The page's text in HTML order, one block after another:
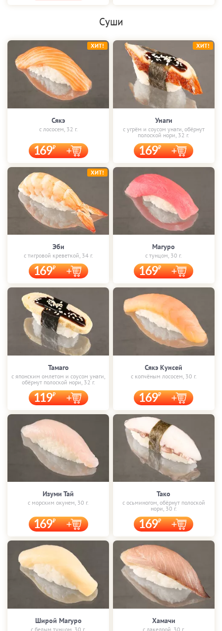
Суши
Сякэ
с лососем, 32 г.
169
ХИТ!
Унаги
с угрём и соусом унаги, обёрнут
полоской нори, 32 г.
169
ХИТ!
Эби
с тигровой креветкой, 34 г.
169
ХИТ!
Магуро
с тунцом, 30 г.
169
Тамаго
с японским омлетом и соусом унаги,
обёрнут полоской нори, 32 г.
119
Сякэ Кунсей
с копчёным лососем, 30 г.
169
Изуми Тай
с морским окунем, 30 г.
169
Тако
с осьминогом, обёрнут полоской
нори, 30 г.
169
Широй Магуро
с белым тунцом, 30 г.
Хамачи
с лакедрой, 30 г.